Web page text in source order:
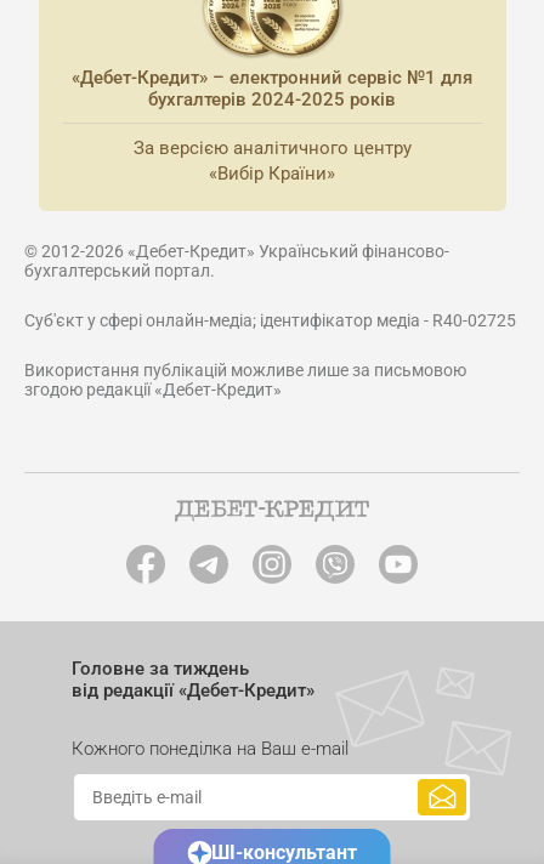
«Дебет-Кредит» – електронний сервіс №1 для
бухгалтерів 2024-2025 років
За версією аналітичного центру
«Вибір Країни»
© 2012-2026 «Дебет-Кредит» Український фінансово-
бухгалтерський портал.
Суб'єкт у сфері онлайн-медіа; ідентифікатор медіа - R40-02725
Використання публікацій можливе лише за письмовою
згодою редакції «Дебет-Кредит»
Головне за тиждень
від редакції «Дебет-Кредит»
Кожного понеділка на Ваш e-mail
ШІ-консультант